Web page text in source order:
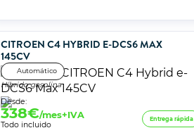
CITROEN C4 HYBRID E-DCS6 MAX
145CV
Automático
Híbrido gasolina
Desde:
338€/mes+IVA
Todo incluido
Entrega rápida